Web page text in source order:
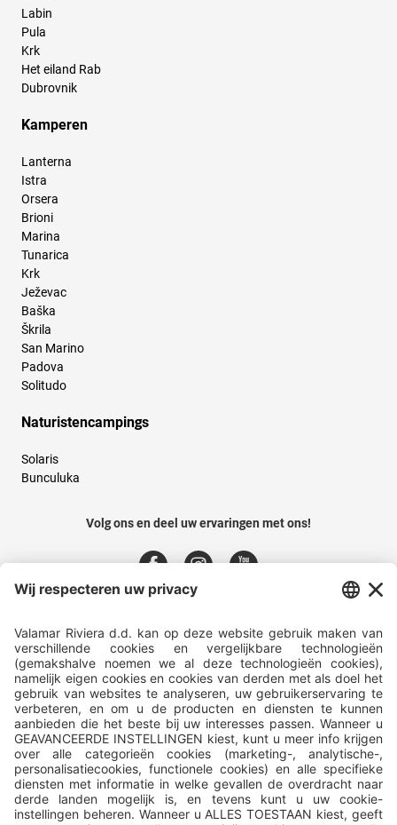
Labin
Pula
Krk
Het eiland Rab
Dubrovnik
Kamperen
Lanterna
Istra
Orsera
Brioni
Marina
Tunarica
Krk
Ježevac
Baška
Škrila
San Marino
Padova
Solitudo
Naturistencampings
Solaris
Bunculuka
Volg ons en deel uw ervaringen met ons!